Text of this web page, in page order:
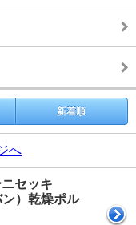
新着順
へ
セッキ
）乾燥ポル